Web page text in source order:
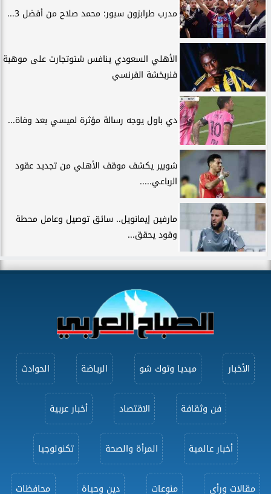
مدرب طرابزون سبور: محمد صلاح من أفضل 3...
الأهلي السعودي ينافس شتوتجارت على موهبة
فنربخشة الفرنسي
دي باول يوجه رسالة مؤثرة لميسي بعد وفاة...
شوبير يكشف موقف الأهلي من تجديد عقود
الرباعي.....
مارفين إيمانويل.. سائق توصيل وعامل محطة
وقود يحقق...
الأخبار ميديا وتوك شو الرياضة الحوادث
فن وثقافة الاقتصاد أخبار عربية
أخبار عالمية المرأة والصحة تكنولوجيا
مقالات ورأى منوعات دين وحياة محافظات